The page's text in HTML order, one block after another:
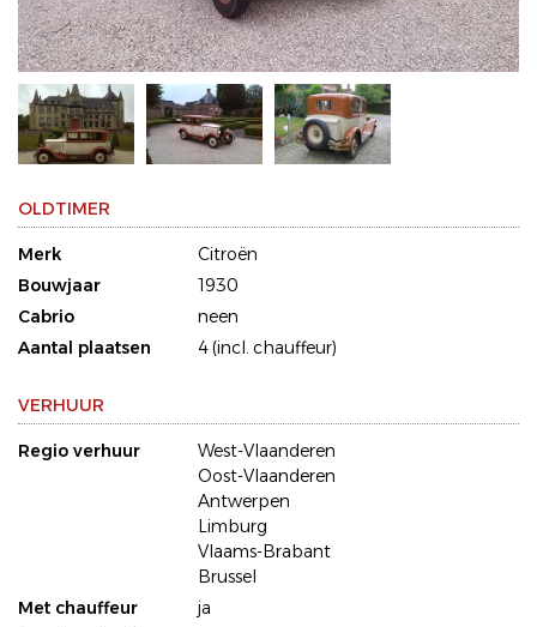
OLDTIMER
Merk
Citroën
Bouwjaar
1930
Cabrio
neen
Aantal plaatsen
4 (incl. chauffeur)
VERHUUR
Regio verhuur
West-Vlaanderen
Oost-Vlaanderen
Antwerpen
Limburg
Vlaams-Brabant
Brussel
Met chauffeur
ja